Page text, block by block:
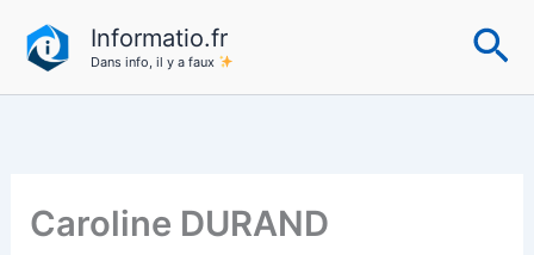
contenu
Informatio.fr
Dans info, il y a faux
Caroline DURAND